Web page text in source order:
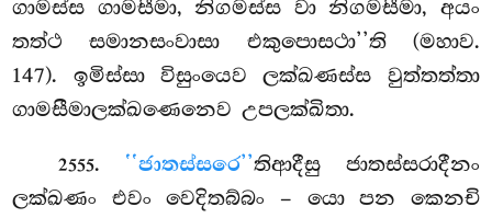
ගාමස්ස ගාමසීමා, නිගමස්ස වා නිගමසීමා, අයං
තත්ථ සමානසංවාසා එකුපොසථා’’ති (මහාව.
147). ඉමිස්සා විසුංයෙව ලක්ඛණස්ස වුත්තත්තා
ගාමසීමාලක්ඛණෙනෙව උපලක්ඛිතා.
2555. ‘‘ජාතස්සරෙ’’තිආදීසු ජාතස්සරාදීනං
ලක්ඛණං එවං වෙදිතබ්බං – යො පන කෙනචි